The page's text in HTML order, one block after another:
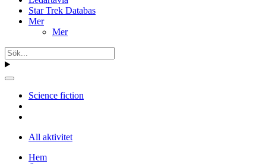
Star Trek Databas
Mer
Mer
Science fiction
All aktivitet
Hem